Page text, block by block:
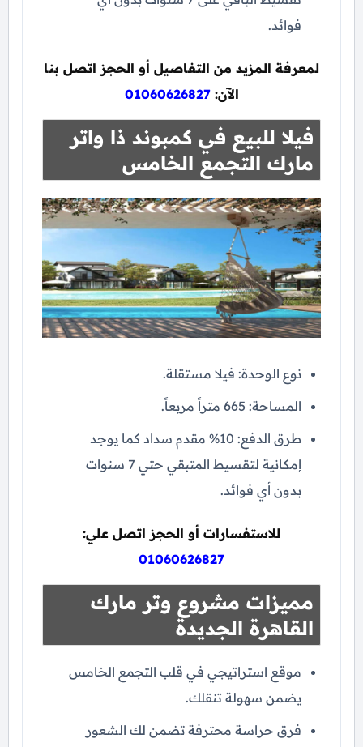
فوائد.
لمعرفة المزيد من التفاصيل أو الحجز اتصل بنا
الآن: 01060626827
فيلا للبيع في كمبوند ذا واتر
مارك التجمع الخامس
نوع الوحدة: فيلا مستقلة.
المساحة: 665 متراً مربعاً.
طرق الدفع: 10% مقدم سداد كما يوجد
إمكانية لتقسيط المتبقي حتي 7 سنوات
بدون أي فوائد.
للاستفسارات أو الحجز اتصل علي:
01060626827
مميزات مشروع وتر مارك
القاهرة الجديدة
موقع استراتيجي في قلب التجمع الخامس
يضمن سهولة تنقلك.
فرق حراسة محترفة تضمن لك الشعور